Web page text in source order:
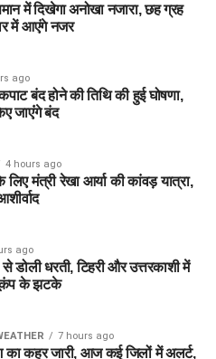
में दिखेगा अनोखा नजारा, छह ग्रह
में आएंगे नजर
ago
बंद होने की तिथि की हुई घोषणा,
जाएंंगे बंद
4 hours ago
मंत्री रेखा आर्या की कांवड़ यात्रा,
ago
डोली धरती, टिहरी और उत्तरकाशी में
के झटके
7 hours ago
का कहर जारी, आज कई जिलों में अलर्ट,